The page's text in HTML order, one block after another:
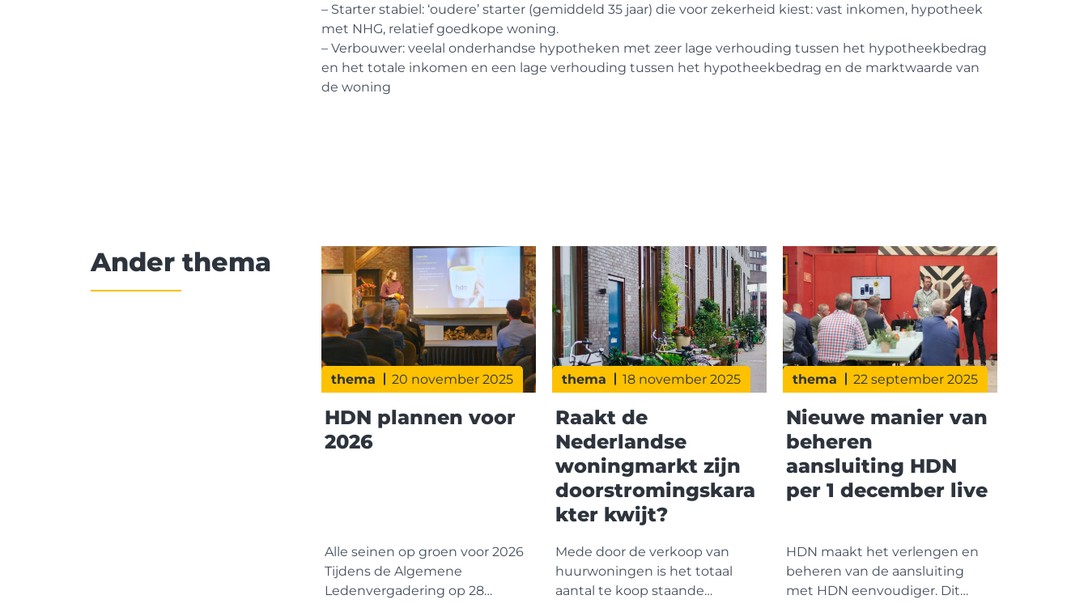
– Starter stabiel: ‘oudere’ starter (gemiddeld 35 jaar) die voor zekerheid kiest: vast inkomen, hypotheek
met NHG, relatief goedkope woning.
– Verbouwer: veelal onderhandse hypotheken met zeer lage verhouding tussen het hypotheekbedrag
en het totale inkomen en een lage verhouding tussen het hypotheekbedrag en de marktwaarde van
de woning
Ander thema
thema 20 november 2025
HDN plannen voor
2026
Alle seinen op groen voor 2026
Tijdens de Algemene
Ledenvergadering op 28
thema 18 november 2025
Raakt de
Nederlandse
woningmarkt zijn
doorstromingskara
kter kwijt?
Mede door de verkoop van
huurwoningen is het totaal
aantal te koop staande
thema 22 september 2025
Nieuwe manier van
beheren
aansluiting HDN
per 1 december live
HDN maakt het verlengen en
beheren van de aansluiting
met HDN eenvoudiger. Dit